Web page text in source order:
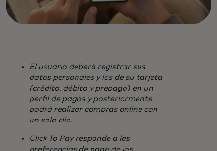
El usuario deberá registrar sus
datos personales y los de su tarjeta
(crédito, débito y prepago) en un
perfil de pagos y posteriormente
podrá realizar compras online con
un solo clic.
Click To Pay responde a las
preferencias de pago de los